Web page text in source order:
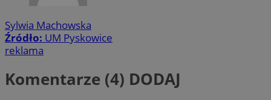
Sylwia Machowska
Źródło: UM Pyskowice
reklama
Komentarze (4) DODAJ